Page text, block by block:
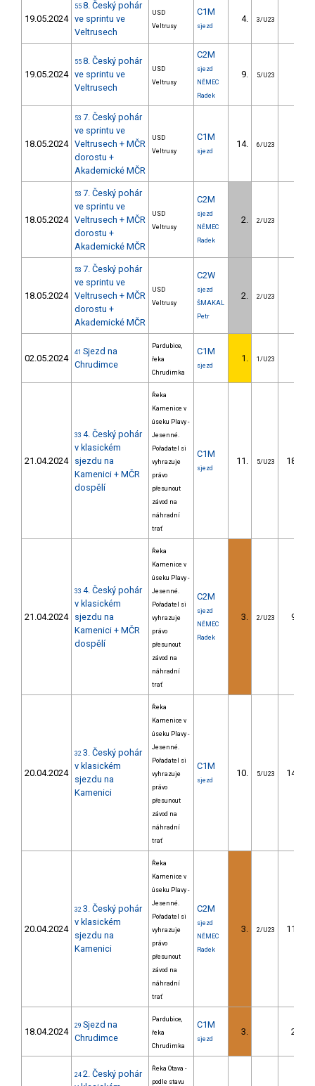
19.05.2024
55 8. Český pohár
ve sprintu ve
Veltrusech
USD
Veltrusy
C1M
sjezd
4. 3/U23
19.05.2024
55 8. Český pohár
ve sprintu ve
Veltrusech
USD
Veltrusy
C2M
sjezd
NĚMEC
Radek
9. 5/U23
18.05.2024
53 7. Český pohár
ve sprintu ve
Veltrusech + MČR
dorostu +
Akademické MČR
USD
Veltrusy
C1M
sjezd
14. 6/U23
18.05.2024
53 7. Český pohár
ve sprintu ve
Veltrusech + MČR
dorostu +
Akademické MČR
USD
Veltrusy
C2M
sjezd
NĚMEC
Radek
2. 2/U23
18.05.2024
53 7. Český pohár
ve sprintu ve
Veltrusech + MČR
dorostu +
Akademické MČR
USD
Veltrusy
C2W
sjezd
ŠMAKAL
Petr
2. 2/U23
02.05.2024
41 Sjezd na
Chrudimce
Pardubice,
řeka
Chrudimka
C1M
sjezd
1. 1/U23
21.04.2024
33 4. Český pohár
v klasickém
sjezdu na
Kamenici + MČR
dospělí
Řeka
Kamenice v
úseku Plavy -
Jesenné.
Pořadatel si
vyhrazuje
právo
přesunout
závod na
náhradní
trať
C1M
sjezd
11. 5/U23 187.73
21.04.2024
33 4. Český pohár
v klasickém
sjezdu na
Kamenici + MČR
dospělí
Řeka
Kamenice v
úseku Plavy -
Jesenné.
Pořadatel si
vyhrazuje
právo
přesunout
závod na
náhradní
trať
C2M
sjezd
NĚMEC
Radek
3. 2/U23 96.40
20.04.2024
32 3. Český pohár
v klasickém
sjezdu na
Kamenici
Řeka
Kamenice v
úseku Plavy -
Jesenné.
Pořadatel si
vyhrazuje
právo
přesunout
závod na
náhradní
trať
C1M
sjezd
10. 5/U23 143.28
20.04.2024
32 3. Český pohár
v klasickém
sjezdu na
Kamenici
Řeka
Kamenice v
úseku Plavy -
Jesenné.
Pořadatel si
vyhrazuje
právo
přesunout
závod na
náhradní
trať
C2M
sjezd
NĚMEC
Radek
3. 2/U23 119.10
18.04.2024
29 Sjezd na
Chrudimce
Pardubice,
řeka
Chrudimka
C1M
sjezd
3. 25.03
24 2. Český pohár
Řeka Otava -
podle stavu